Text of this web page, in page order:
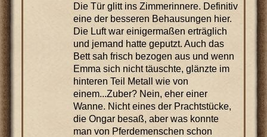
Die Tür glitt ins Zimmerinnere. Definitiv
eine der besseren Behausungen hier.
Die Luft war einigermaßen erträglich
und jemand hatte geputzt. Auch das
Bett sah frisch bezogen aus und wenn
Emma sich nicht täuschte, glänzte im
hinteren Teil Metall wie von
einem...Zuber? Nein, eher einer
Wanne. Nicht eines der Prachtstücke,
die Ongar besaß, aber was konnte
man von Pferdemenschen schon